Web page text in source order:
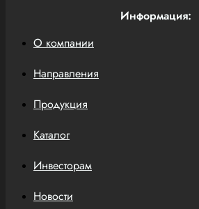
Информация:
О компании
Направления
Продукция
Каталог
Инвесторам
Новости